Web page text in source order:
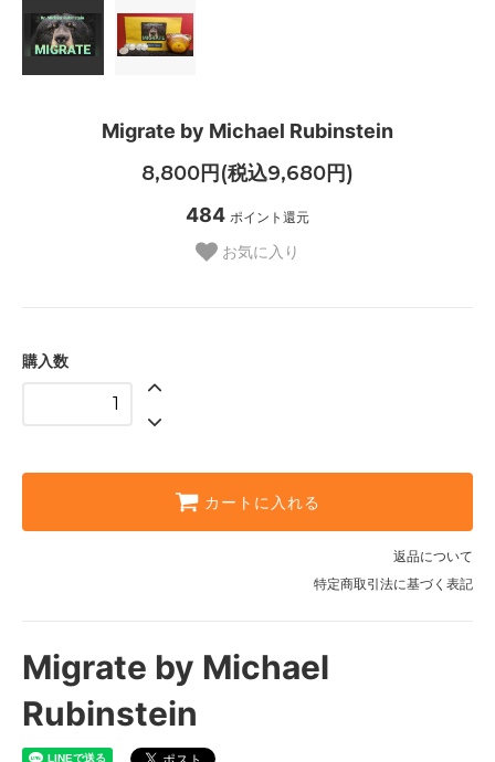
Migrate by Michael Rubinstein
8,800円(税込9,680円)
484 ポイント還元
お気に入り
購入数
カートに入れる
返品について
特定商取引法に基づく表記
Migrate by Michael
Rubinstein